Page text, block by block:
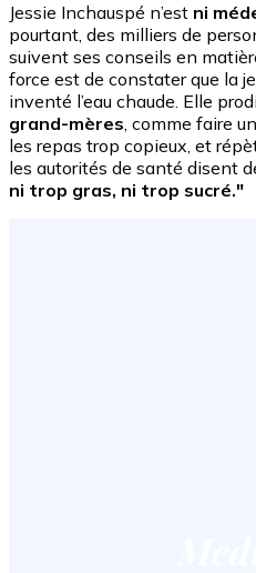
Jessie Inchauspé n’est ni
pourtant, des milliers de
suivent ses conseils en
force est de constater que la
inventé l’eau chaude. Elle
grand-mères, comme faire
les repas trop copieux, et
les autorités de santé disent
ni trop gras, ni trop sucré."